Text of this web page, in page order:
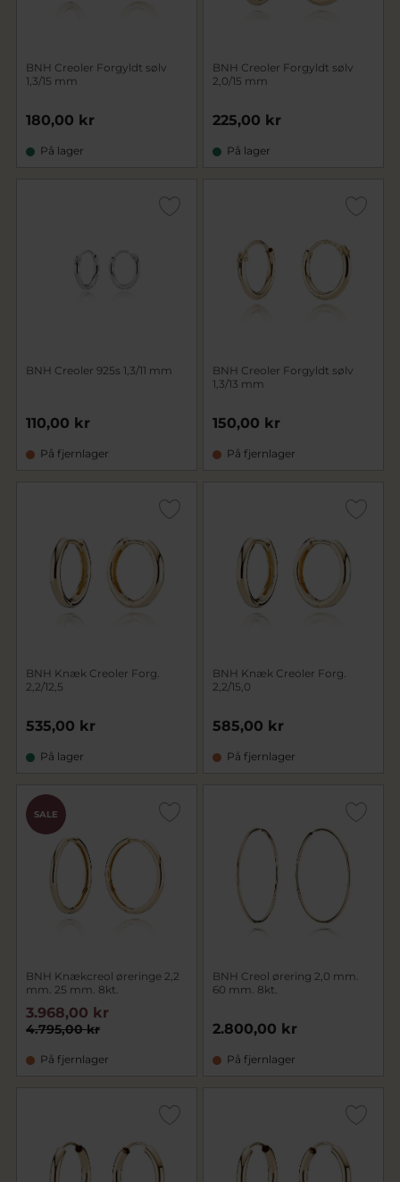
BNH Creoler Forgyldt sølv
1,3/15 mm
180,00 kr
På lager
BNH Creoler Forgyldt sølv
2,0/15 mm
225,00 kr
På lager
BNH Creoler 925s 1,3/11 mm
110,00 kr
På fjernlager
BNH Creoler Forgyldt sølv
1,3/13 mm
150,00 kr
På fjernlager
BNH Knæk Creoler Forg.
2,2/12,5
535,00 kr
På lager
BNH Knæk Creoler Forg.
2,2/15,0
585,00 kr
På fjernlager
SALE
BNH Knækcreol øreringe 2,2
mm. 25 mm. 8kt.
4.795,00 kr
3.968,00 kr
På fjernlager
BNH Creol ørering 2,0 mm.
60 mm. 8kt.
2.800,00 kr
På fjernlager